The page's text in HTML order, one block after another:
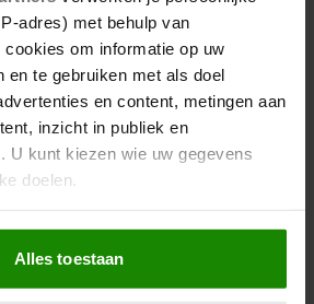
adres) met behulp van
om informatie op uw
en te gebruiken met als doel
en content, metingen aan
inzicht in publiek en
U kunt kiezen wie uw gegevens
doelen.
we ook graag:
over uw geografische
paar meter nauwkeurig kan zijn
Alles toestaan
EN PRINSES
NEMEN MAATREGEL